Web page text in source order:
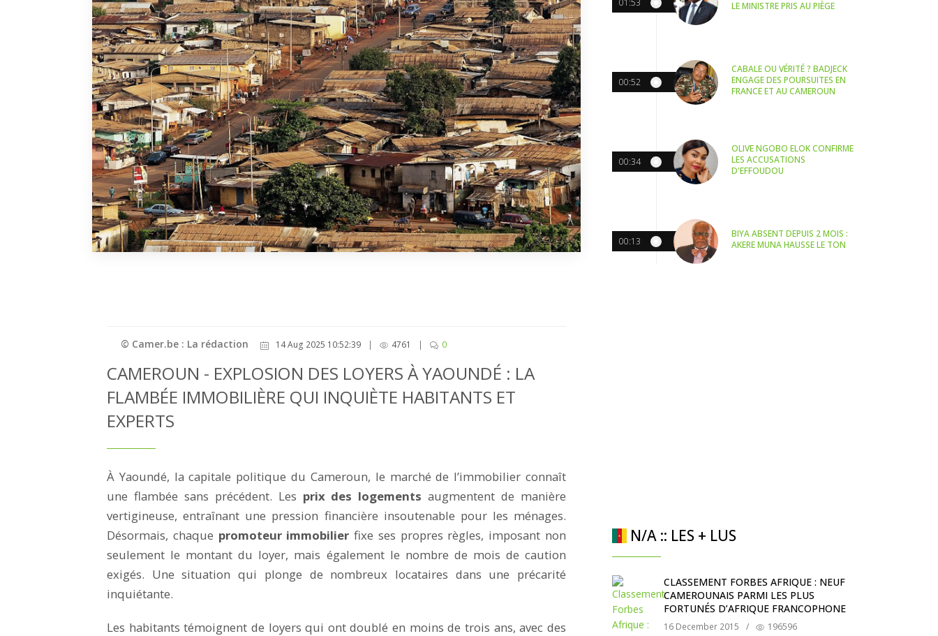
© Camer.be : La rédaction 14 Aug 2025 10:52:39 | 4761 | 0
CAMEROUN - EXPLOSION DES LOYERS À YAOUNDÉ : LA
FLAMBÉE IMMOBILIÈRE QUI INQUIÈTE HABITANTS ET
EXPERTS
À Yaoundé, la capitale politique du Cameroun, le marché de l’immobilier connaît
une flambée sans précédent. Les prix des logements augmentent de manière
vertigineuse, entraînant une pression financière insoutenable pour les ménages.
Désormais, chaque promoteur immobilier fixe ses propres règles, imposant non
seulement le montant du loyer, mais également le nombre de mois de caution
exigés. Une situation qui plonge de nombreux locataires dans une précarité
inquiétante.
Les habitants témoignent de loyers qui ont doublé en moins de trois ans, avec des
01:53
LE MINISTRE PRIS AU PIÈGE
00:52
CABALE OU VÉRITÉ ? BADJECK
ENGAGE DES POURSUITES EN
FRANCE ET AU CAMEROUN
00:34
OLIVE NGOBO ELOK CONFIRME
LES ACCUSATIONS
D'EFFOUDOU
00:13
BIYA ABSENT DEPUIS 2 MOIS :
AKERE MUNA HAUSSE LE TON
N/A :: LES + LUS
CLASSEMENT FORBES AFRIQUE : NEUF
CAMEROUNAIS PARMI LES PLUS
FORTUNÉS D’AFRIQUE FRANCOPHONE
16 December 2015 / 196596